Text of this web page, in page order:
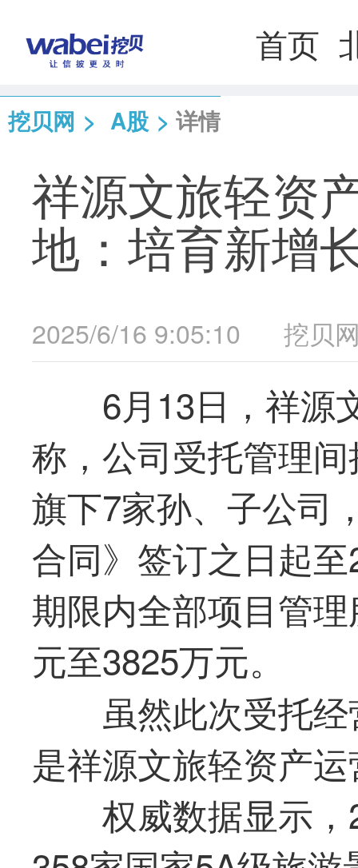
首页
挖贝网 > A股 > 详情
祥源文旅轻资
地：培育新增
2025/6/16 9:05:10 挖贝
6月13日， 祥源
称，公司受托管理
旗下7家孙、子公司
合同》签订之日起
期限内全部项目管
元至3825万元。
虽然此次受托
是祥源文旅轻资产
权威数据显示